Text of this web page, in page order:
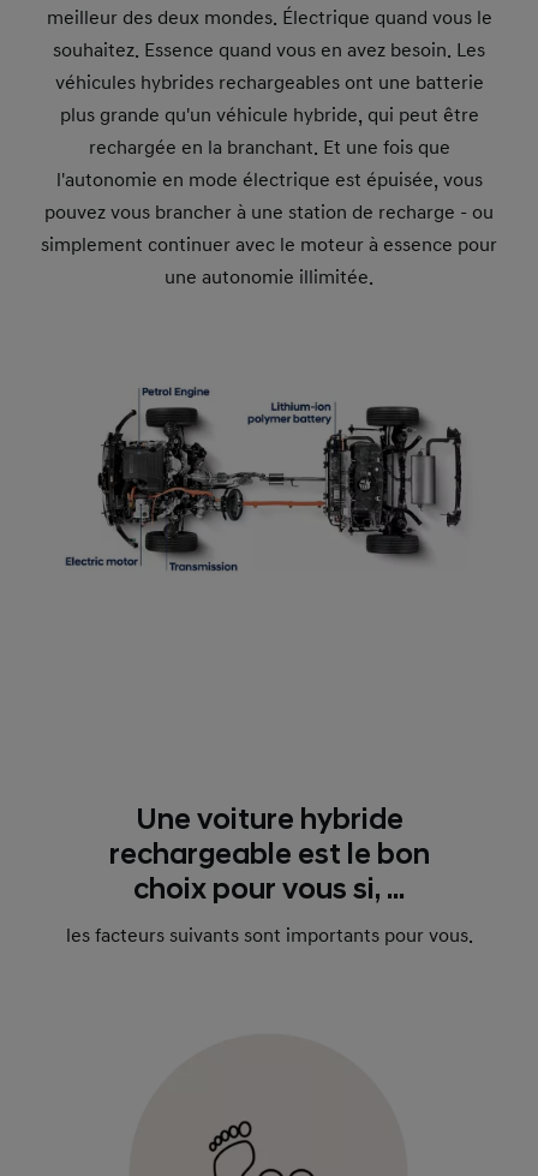
meilleur des deux mondes. Électrique quand vous le
souhaitez. Essence quand vous en avez besoin. Les
véhicules hybrides rechargeables ont une batterie
plus grande qu'un véhicule hybride, qui peut être
rechargée en la branchant. Et une fois que
l'autonomie en mode électrique est épuisée, vous
pouvez vous brancher à une station de recharge - ou
simplement continuer avec le moteur à essence pour
une autonomie illimitée.
Une voiture hybride
rechargeable est le bon
choix pour vous si, ...
les facteurs suivants sont importants pour vous.